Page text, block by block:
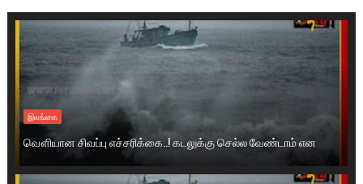
இலங்கை
வௌியான சிவப்பு எச்சரிக்கை..! கடலுக்கு செல்ல வேண்டாம் என